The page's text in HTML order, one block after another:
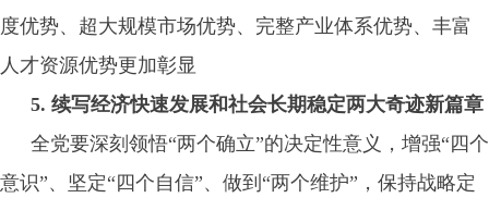
度优势、超大规模市场优势、完整产业体系优势、丰富
人才资源优势更加彰显
5. 续写经济快速发展和社会长期稳定两大奇迹新篇章
全党要深刻领悟“两个确立”的决定性意义，增强“四个
意识”、坚定“四个自信”、做到“两个维护”，保持战略定